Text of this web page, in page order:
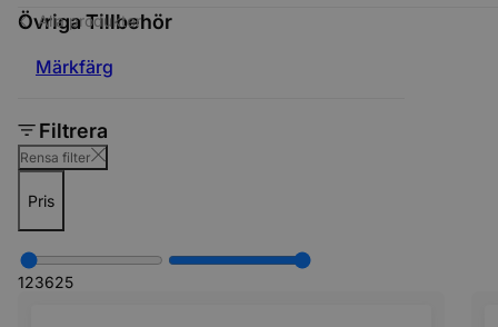
Alla produkter
Övriga Tillbehör
Märkfärg
Filtrera
Rensa filter
Pris
123625